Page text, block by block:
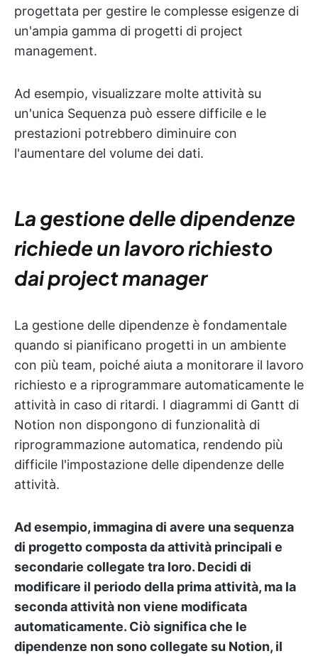
progettata per gestire le complesse esigenze di
un'ampia gamma di progetti di project
management.
Ad esempio, visualizzare molte attività su
un'unica Sequenza può essere difficile e le
prestazioni potrebbero diminuire con
l'aumentare del volume dei dati.
La gestione delle dipendenze
richiede un lavoro richiesto
dai project manager
La gestione delle dipendenze è fondamentale
quando si pianificano progetti in un ambiente
con più team, poiché aiuta a monitorare il lavoro
richiesto e a riprogrammare automaticamente le
attività in caso di ritardi. I diagrammi di Gantt di
Notion non dispongono di funzionalità di
riprogrammazione automatica, rendendo più
difficile l'impostazione delle dipendenze delle
attività.
Ad esempio, immagina di avere una sequenza
di progetto composta da attività principali e
secondarie collegate tra loro. Decidi di
modificare il periodo della prima attività, ma la
seconda attività non viene modificata
automaticamente. Ciò significa che le
dipendenze non sono collegate su Notion, il